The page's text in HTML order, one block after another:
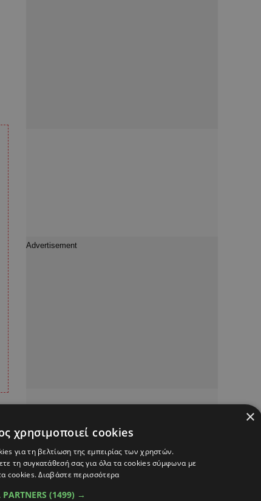
×
χρησιμοποιεί cookies
για τη βελτίωση της εμπειρίας των χρηστών.
τη συγκατάθεσή σας για όλα τα cookies σύμφωνα με
cookies.Διαβάστε περισσότερα
(1499) →